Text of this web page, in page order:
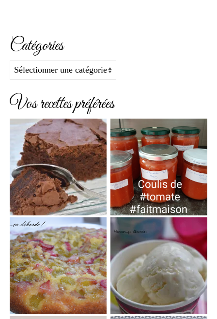
Catégories
Catégories
Vos recettes préférées